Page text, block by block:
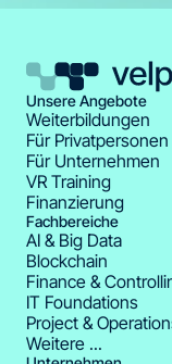
Unsere Angebote
Weiterbildungen
Für Privatpersonen
Für Unternehmen
VR Training
Finanzierung
Fachbereiche
AI & Big Data
Blockchain
Finance &
IT Foundations
Project &
Weitere ...